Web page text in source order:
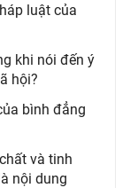
luật của
khi nói đến ý
hội?
bình đẳng
và tinh
nội dung